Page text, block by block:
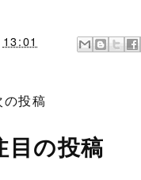
13:01
の投稿
目の投稿